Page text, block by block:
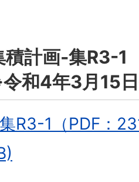
積計画-集R3-1
和4年3月15
R3-1（PDF：